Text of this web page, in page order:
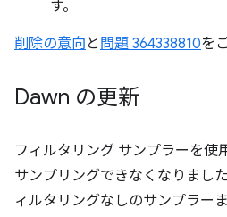
す。
削除の意向 と 問題 364338810を
Dawn の更新
フィルタリング サンプラーを使
サンプリングできなくなりまし
ィルタリングなしのサンプラー